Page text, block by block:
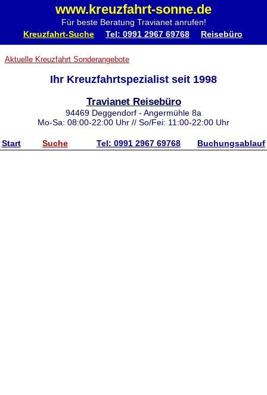
www.kreuzfahrt-sonne.de
Für beste Beratung Travianet anrufen!
Kreuzfahrt-Suche Tel: 0991 2967 69768 Reisebüro
Aktuelle Kreuzfahrt Sonderangebote
Ihr Kreuzfahrtspezialist seit 1998
Travianet Reisebüro
94469 Deggendorf - Angermühle 8a
Mo-Sa: 08:00-22:00 Uhr // So/Fei: 11:00-22:00 Uhr
Start Suche Tel: 0991 2967 69768 Buchungsablauf